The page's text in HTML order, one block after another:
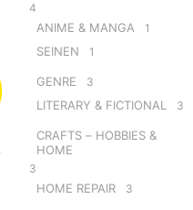
4
ANIME & MANGA 1
SEINEN 1
GENRE 3
LITERARY & FICTIONAL 3
CRAFTS – HOBBIES &
HOME
3
HOME REPAIR 3